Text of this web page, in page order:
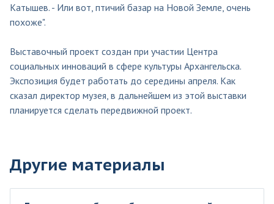
Катышев. - Или вот, птичий базар на Новой Земле, очень
похоже".
Выставочный проект создан при участии Центра
социальных инноваций в сфере культуры Архангельска.
Экспозиция будет работать до середины апреля. Как
сказал директор музея, в дальнейшем из этой выставки
планируется сделать передвижной проект.
Другие материалы